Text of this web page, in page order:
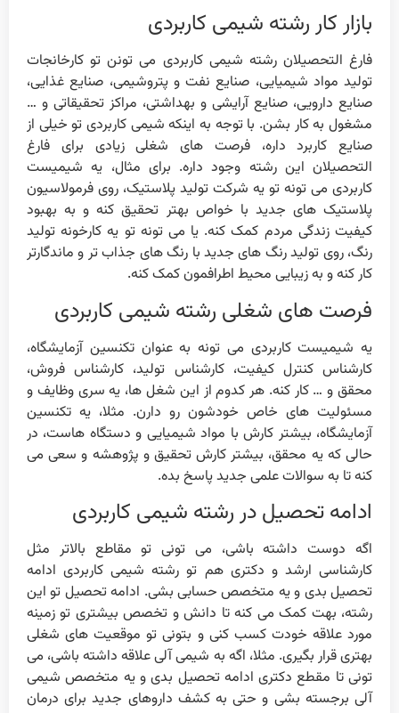
بازار کار رشته شیمی کاربردی
فارغ التحصیلان رشته شیمی کاربردی می تونن تو کارخانجات
تولید مواد شیمیایی، صنایع نفت و پتروشیمی، صنایع غذایی،
صنایع دارویی، صنایع آرایشی و بهداشتی، مراکز تحقیقاتی و …
مشغول به کار بشن. با توجه به اینکه شیمی کاربردی تو خیلی از
صنایع کاربرد داره، فرصت های شغلی زیادی برای فارغ
التحصیلان این رشته وجود داره. برای مثال، یه شیمیست
کاربردی می تونه تو یه شرکت تولید پلاستیک، روی فرمولاسیون
پلاستیک های جدید با خواص بهتر تحقیق کنه و به بهبود
کیفیت زندگی مردم کمک کنه. یا می تونه تو یه کارخونه تولید
رنگ، روی تولید رنگ های جدید با رنگ های جذاب تر و ماندگارتر
کار کنه و به زیبایی محیط اطرافمون کمک کنه.
فرصت های شغلی رشته شیمی کاربردی
یه شیمیست کاربردی می تونه به عنوان تکنسین آزمایشگاه،
کارشناس کنترل کیفیت، کارشناس تولید، کارشناس فروش،
محقق و … کار کنه. هر کدوم از این شغل ها، یه سری وظایف و
مسئولیت های خاص خودشون رو دارن. مثلا، یه تکنسین
آزمایشگاه، بیشتر کارش با مواد شیمیایی و دستگاه هاست، در
حالی که یه محقق، بیشتر کارش تحقیق و پژوهشه و سعی می
کنه تا به سوالات علمی جدید پاسخ بده.
ادامه تحصیل در رشته شیمی کاربردی
اگه دوست داشته باشی، می تونی تو مقاطع بالاتر مثل
کارشناسی ارشد و دکتری هم تو رشته شیمی کاربردی ادامه
تحصیل بدی و یه متخصص حسابی بشی. ادامه تحصیل تو این
رشته، بهت کمک می کنه تا دانش و تخصص بیشتری تو زمینه
مورد علاقه خودت کسب کنی و بتونی تو موقعیت های شغلی
بهتری قرار بگیری. مثلا، اگه به شیمی آلی علاقه داشته باشی، می
تونی تا مقطع دکتری ادامه تحصیل بدی و یه متخصص شیمی
آلی برجسته بشی و حتی به کشف داروهای جدید برای درمان